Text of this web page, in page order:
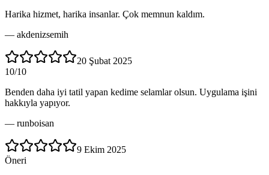
Harika hizmet, harika insanlar. Çok memnun kaldım.
— akdenizsemih
20 Şubat 2025
10/10
Benden daha iyi tatil yapan kedime selamlar olsun. Uygulama işini
hakkıyla yapıyor.
— runboisan
9 Ekim 2025
Öneri